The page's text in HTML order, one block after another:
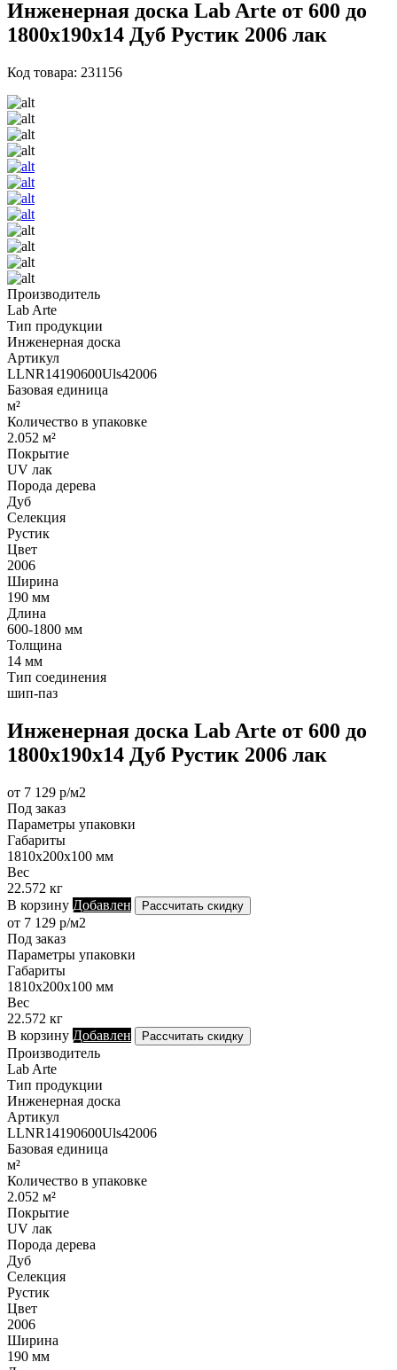
Инженерная доска Lab Arte от 600 до
1800х190х14 Дуб Рустик 2006 лак
Код товара: 231156
Производитель
Lab Arte
Тип продукции
Инженерная доска
Артикул
LLNR14190600Uls42006
Базовая единица
м²
Количество в упаковке
2.052 м²
Покрытие
UV лак
Порода дерева
Дуб
Селекция
Рустик
Цвет
2006
Ширина
190 мм
Длина
600-1800 мм
Толщина
14 мм
Тип соединения
шип-паз
Инженерная доска Lab Arte от 600 до
1800х190х14 Дуб Рустик 2006 лак
от 7 129 р/м2
Под заказ
Параметры упаковки
Габариты
1810х200х100 мм
Вес
22.572 кг
В корзину Добавлен Рассчитать скидку
от 7 129 р/м2
Под заказ
Параметры упаковки
Габариты
1810х200х100 мм
Вес
22.572 кг
В корзину Добавлен Рассчитать скидку
Производитель
Lab Arte
Тип продукции
Инженерная доска
Артикул
LLNR14190600Uls42006
Базовая единица
м²
Количество в упаковке
2.052 м²
Покрытие
UV лак
Порода дерева
Дуб
Селекция
Рустик
Цвет
2006
Ширина
190 мм